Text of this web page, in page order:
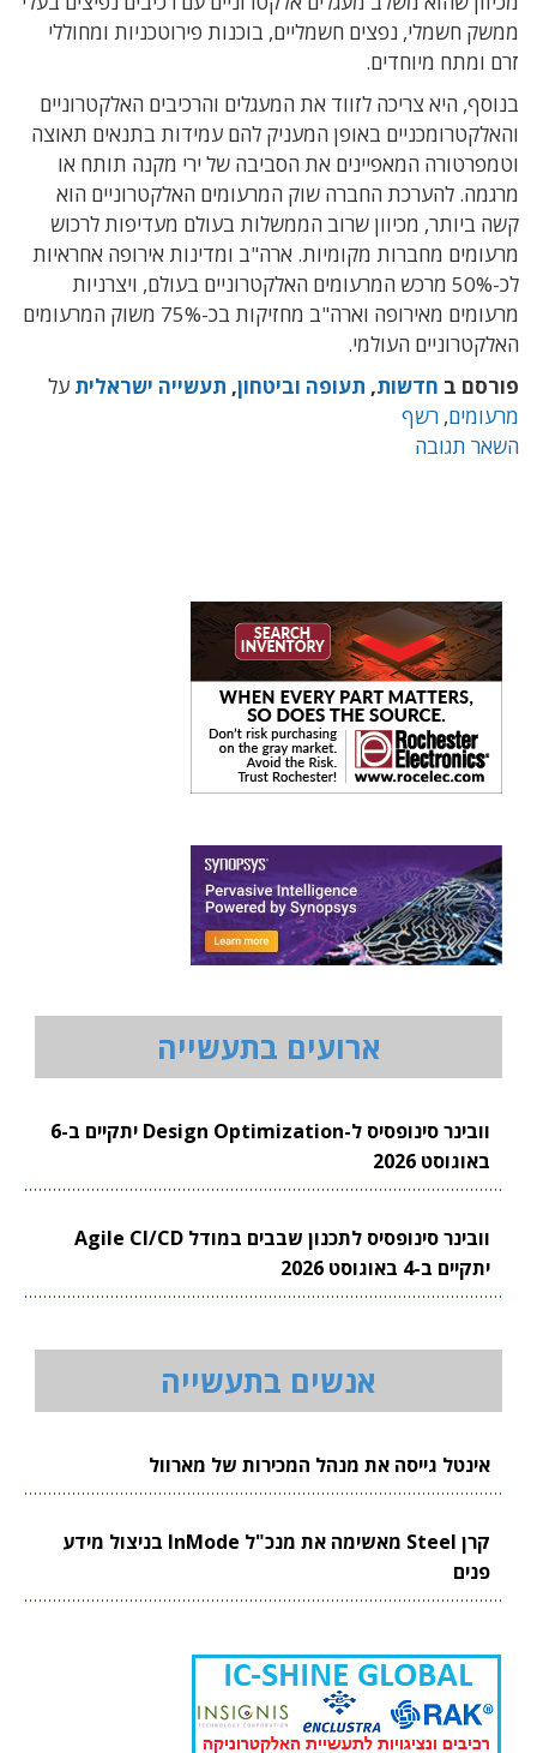
ממשק חשמלי, נפצים חשמליים, בוכנות פירוטכניות ומחוללי
זרם ומתח מיוחדים.
בנוסף, היא צריכה לזווד את המעגלים והרכיבים האלקטרוניים
והאלקטרומכניים באופן המעניק להם עמידות בתנאים תאוצה
וטמפרטורה המאפיינים את הסביבה של ירי מקנה תותח או
מרגמה. להערכת החברה שוק המרעומים האלקטרוניים הוא
קשה ביותר, מכיוון שרוב הממשלות בעולם מעדיפות לרכוש
מרעומים מחברות מקומיות. ארה"ב ומדינות אירופה אחראיות
לכ-50% מרכש המרעומים האלקטרוניים בעולם, ויצרניות
מרעומים מאירופה וארה"ב מחזיקות בכ-75% משוק המרעומים
האלקטרוניים העולמי.
פורסם ב חדשות, תעופה וביטחון, תעשייה ישראלית על
מרעומים, רשף
השאר תגובה
ארועים בתעשייה
וובינר סינופסיס ל-Design Optimization יתקיים ב-6
באוגוסט 2026
וובינר סינופסיס לתכנון שבבים במודל Agile CI/CD
יתקיים ב-4 באוגוסט 2026
אנשים בתעשייה
אינטל גייסה את מנהל המכירות של מארוול
קרן Steel מאשימה את מנכ"ל InMode בניצול מידע
פנים